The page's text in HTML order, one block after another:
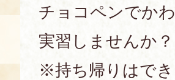
チョコペンでか
実習しませんか？
※持ち帰りはで